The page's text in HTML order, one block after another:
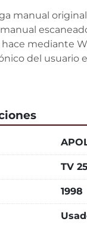
manual
hace mediante
del usuario
TV
1998